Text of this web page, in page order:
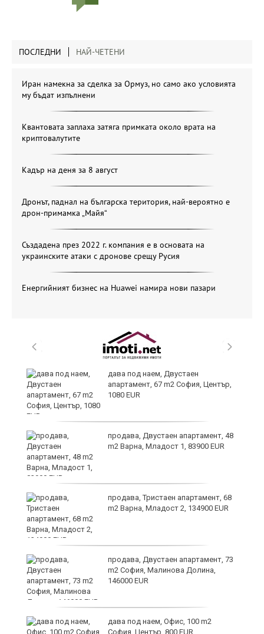
ПОСЛЕДНИ НАЙ-ЧЕТЕНИ
Иран намекна за сделка за Ормуз, но само ако условията
му бъдат изпълнени
Квантовата заплаха затяга примката около врата на
криптовалутите
Кадър на деня за 8 август
Дронът, паднал на българска територия, най-вероятно е
дрон-примамка „Майя“
Създадена през 2022 г. компания е в основата на
украинските атаки с дронове срещу Русия
Енергийният бизнес на Huawei намира нови пазари
дава под наем, Двустаен
апартамент, 67 m2 София, Център,
1080 EUR
продава, Двустаен апартамент, 48
m2 Варна, Младост 1, 83900 EUR
продава, Тристаен апартамент, 68
m2 Варна, Младост 2, 134900 EUR
продава, Двустаен апартамент, 73
m2 София, Малинова Долина,
146000 EUR
дава под наем, Офис, 100 m2
София, Център, 800 EUR